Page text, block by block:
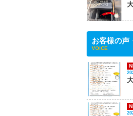
お客様の声
VOICE